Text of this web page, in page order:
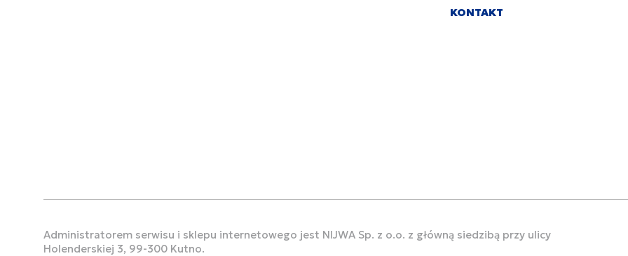
KONTAKT
Administratorem serwisu i sklepu internetowego jest NIJWA Sp. z o.o. z główną siedzibą przy ulicy
Holenderskiej 3, 99-300 Kutno.